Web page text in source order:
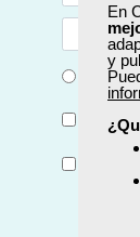
En
y
Si,
He leído